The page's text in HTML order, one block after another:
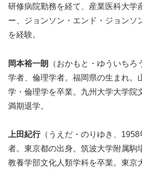
研修病院勤務を経て、産業医科大学
ー、ジョンソン・エンド・ジョンソ
を経験。
岡本裕一朗
（おかもと・ゆういち
学者、倫理学者。福岡県の生まれ。
学・倫理学を卒業。九州大学大学院
満期退学。
上田紀行（うえだ・のりゆき、
者。東京都の出身。筑波大学附属駒
教養学部文化人類学科を卒業。東京